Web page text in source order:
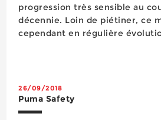
progression très sensible au
décennie. Loin de piétiner, ce
cependant en régulière
26/09/2018
Puma Safety